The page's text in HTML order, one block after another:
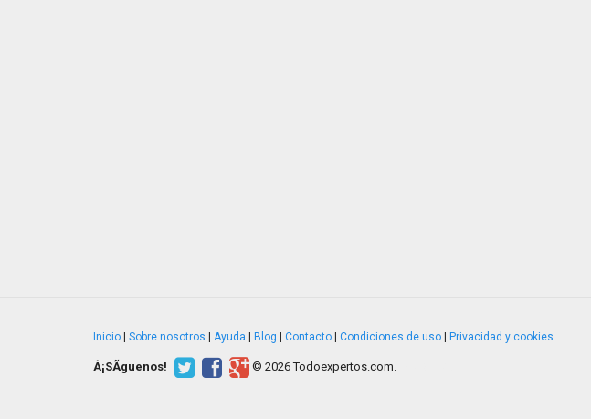
Inicio Sobre nosotros Ayuda Blog Contacto Condiciones de uso Privacidad y cookies
Â¡SÃ­guenos! © 2026 Todoexpertos.com.